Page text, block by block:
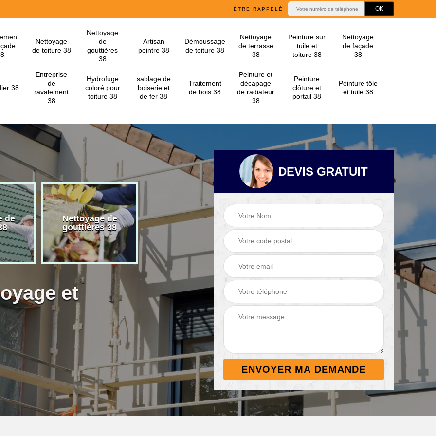
ÊTRE RAPPELÉ
Nettoyage
de toiture 38
Nettoyage
de
gouttières
38
Artisan
peintre 38
Démoussage
de toiture 38
Nettoyage
de terrasse
38
Peinture sur
tuile et
toiture 38
Nettoyage
de façade
38
38
Entreprise
de
ravalement
38
Hydrofuge
coloré pour
toiture 38
sablage de
boiserie et
de fer 38
Traitement
de bois 38
Peinture et
décapage
de radiateur
38
Peinture
clôture et
portail 38
Peinture tôle
et tuile 38
de
38
Artisan peintre 38
Démoussage de
Nettoyage de
terrasse 38
Peinture sur tuile
toiture 38
et
DEVIS GRATUIT